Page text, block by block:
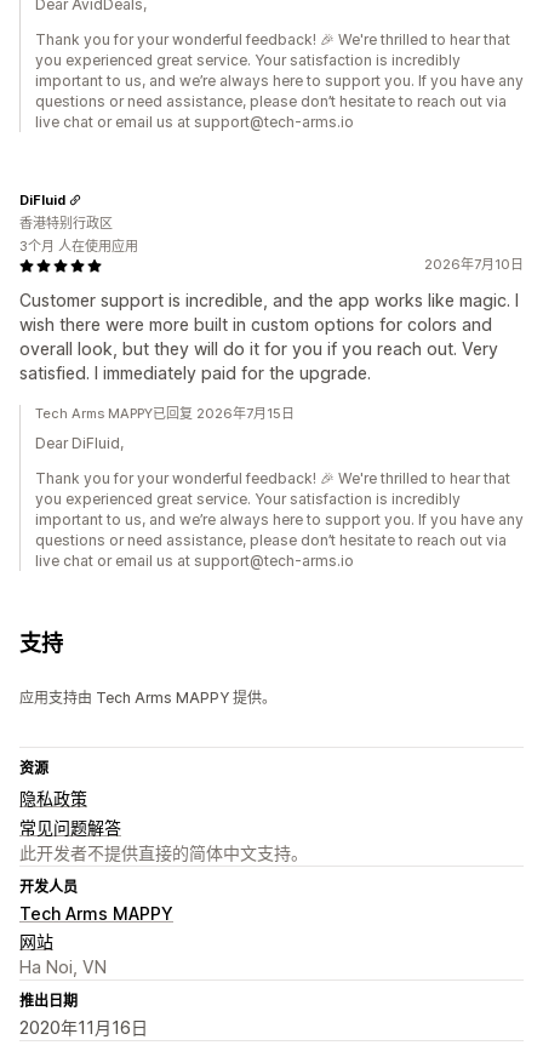
Dear AvidDeals,
Thank you for your wonderful feedback! 🎉 We're thrilled to hear that
you experienced great service. Your satisfaction is incredibly
important to us, and we’re always here to support you. If you have any
questions or need assistance, please don’t hesitate to reach out via
live chat or email us at support@tech-arms.io
2026年7月10日
Customer support is incredible, and the app works like magic. I
wish there were more built in custom options for colors and
overall look, but they will do it for you if you reach out. Very
satisfied. I immediately paid for the upgrade.
DiFluid
香港特别行政区
3个月 人在使用应用
Tech Arms MAPPY已回复 2026年7月15日
Dear DiFluid,
Thank you for your wonderful feedback! 🎉 We're thrilled to hear that
you experienced great service. Your satisfaction is incredibly
important to us, and we’re always here to support you. If you have any
questions or need assistance, please don’t hesitate to reach out via
live chat or email us at support@tech-arms.io
支持
应用支持由 Tech Arms MAPPY 提供。
资源
隐私政策
常见问题解答
此开发者不提供直接的简体中文支持。
开发人员
Tech Arms MAPPY
网站
Ha Noi, VN
推出日期
2020年11月16日